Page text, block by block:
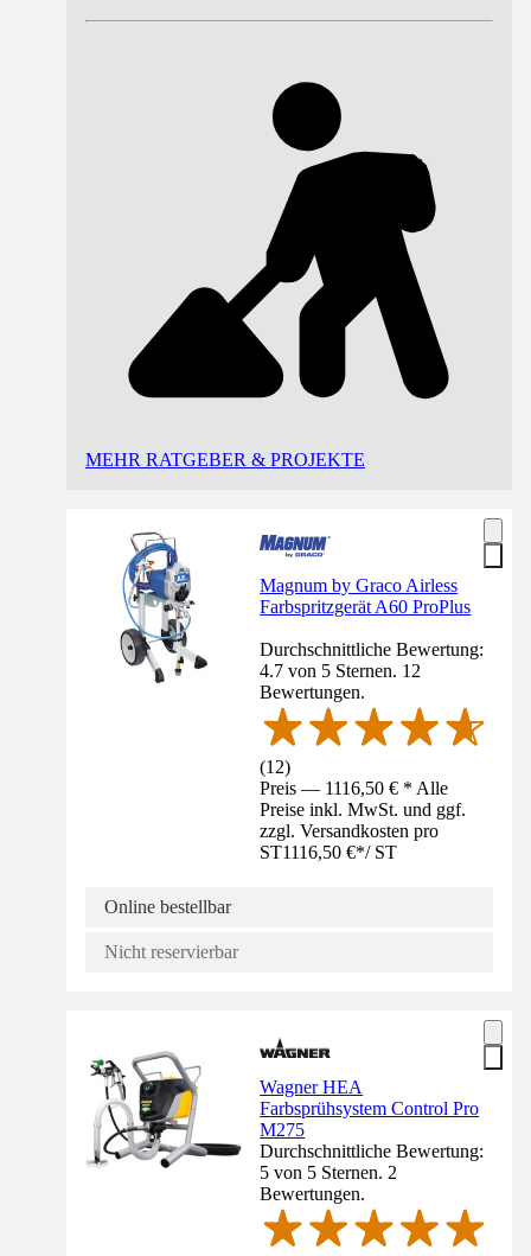
MEHR RATGEBER & PROJEKTE
Magnum by Graco Airless
Farbspritzgerät A60 ProPlus
Durchschnittliche Bewertung:
4.7 von 5 Sternen. 12
Bewertungen.
(12)
Preis — 1116,50 € * Alle
Preise inkl. MwSt. und ggf.
zzgl. Versandkosten pro
ST1116,50 €*/ ST
Online bestellbar
Nicht reservierbar
Wagner HEA
Farbsprühsystem Control Pro
M275
Durchschnittliche Bewertung:
5 von 5 Sternen. 2
Bewertungen.